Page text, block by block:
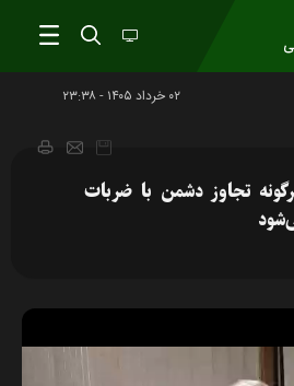
۰۲ خرداد ۱۴۰۵ - ۲۳:۳۸
تجاوز دشمن با ضربات